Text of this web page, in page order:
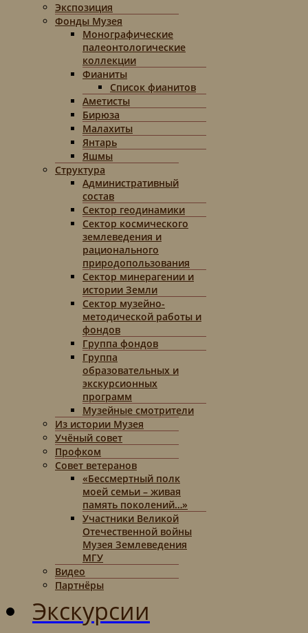
Экспозиция
Фонды Музея
Монографические
палеонтологические
коллекции
Фианиты
Список фианитов
Аметисты
Бирюза
Малахиты
Янтарь
Яшмы
Структура
Административный
состав
Сектор геодинамики
Сектор космического
землеведения и
рационального
природопользования
Сектор минерагении и
истории Земли
Сектор музейно-
методической работы и
фондов
Группа фондов
Группа
образовательных и
экскурсионных
программ
Музейные смотрители
Из истории Музея
Учёный совет
Профком
Совет ветеранов
«Бессмертный полк
моей семьи – живая
память поколений…»
Участники Великой
Отечественной войны
Музея Землеведения
МГУ
Видео
Партнёры
Экскурсии